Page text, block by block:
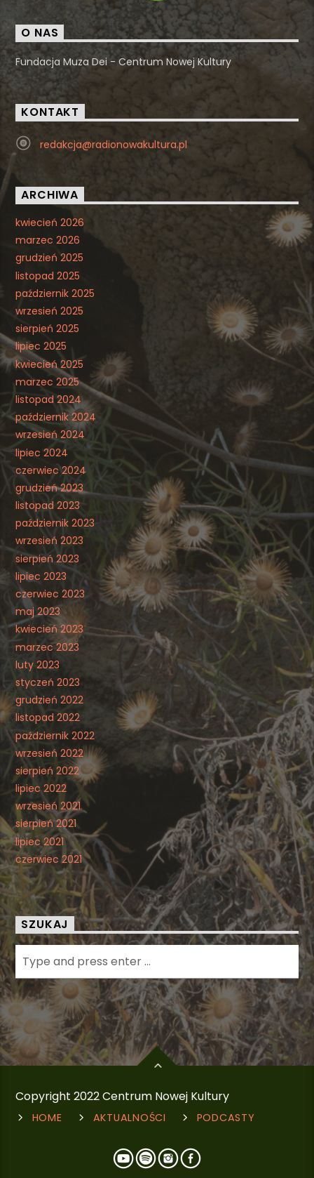
O NAS
Fundacja Muza Dei - Centrum Nowej Kultury
KONTAKT
redakcja@radionowakultura.pl
ARCHIWA
kwiecień 2026
marzec 2026
grudzień 2025
listopad 2025
październik 2025
wrzesień 2025
sierpień 2025
lipiec 2025
kwiecień 2025
marzec 2025
listopad 2024
październik 2024
wrzesień 2024
lipiec 2024
czerwiec 2024
grudzień 2023
listopad 2023
październik 2023
wrzesień 2023
sierpień 2023
lipiec 2023
czerwiec 2023
maj 2023
kwiecień 2023
marzec 2023
luty 2023
styczeń 2023
grudzień 2022
listopad 2022
październik 2022
wrzesień 2022
sierpień 2022
lipiec 2022
wrzesień 2021
sierpień 2021
lipiec 2021
czerwiec 2021
SZUKAJ
Copyright 2022 Centrum Nowej Kultury
HOME AKTUALNOŚCI PODCASTY